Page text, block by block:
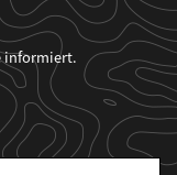
informiert.